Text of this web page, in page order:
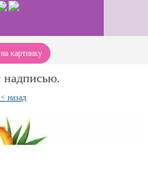
картинку
надписью.
назад